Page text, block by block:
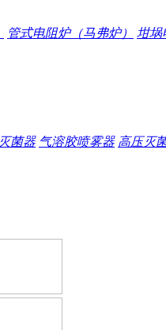
管式电阻炉（马弗炉） 坩埚
灭菌器 气溶胶喷雾器 高压灭